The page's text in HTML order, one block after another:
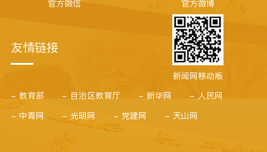
友情链接
- 教育部 - 自治区教育厅 - 新华网
- 人民网
- 中青网
- 光明网 - 党建网 - 天山网
官方微博
官方微信
新闻网移动版